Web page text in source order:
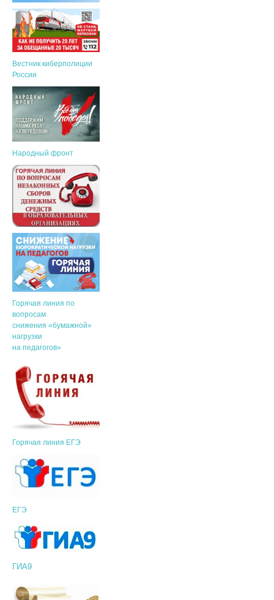
Вестник киберполиции
России
Народный фронт
Горячая линия по
вопросам
снижения «бумажной»
нагрузки
на педагогов»
Горячая линия ЕГЭ
ЕГЭ
ГИА9